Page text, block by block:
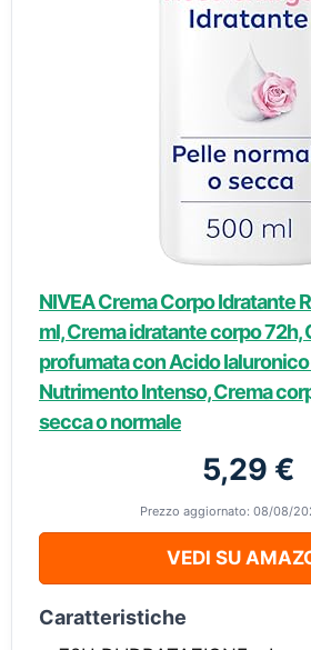
NIVEA Crema Corpo Idratante
ml, Crema idratante corpo 72h,
profumata con Acido Ialuronico
Nutrimento Intenso, Crema
secca o normale
5,29 €
Prezzo aggiornato: 08/08/
VEDI SU
Caratteristiche